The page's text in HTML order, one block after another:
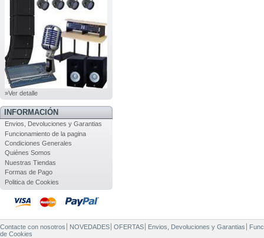
»Ver detalle
INFORMACIÓN
Envios, Devoluciones y Garantias
Funcionamiento de la pagina
Condiciones Generales
Quiénes Somos
Nuestras Tiendas
Formas de Pago
Politica de Cookies
Contacte con nosotros NOVEDADES OFERTAS Envios, Devoluciones y Garantias
de Cookies